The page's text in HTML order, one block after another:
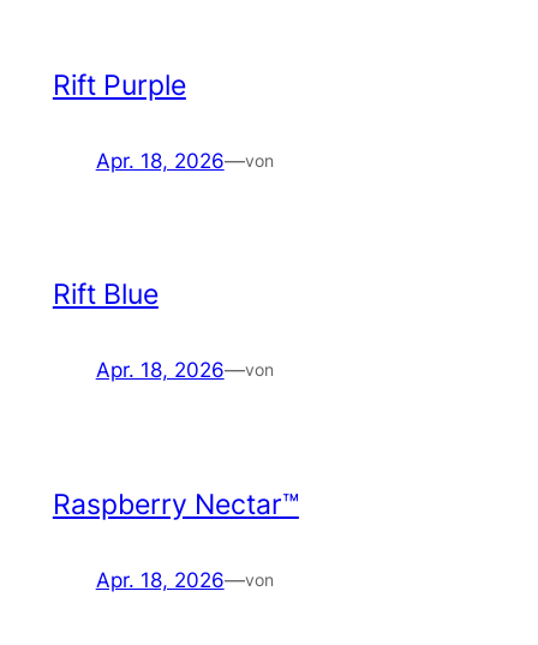
Rift Purple
Apr. 18, 2026—von
Rift Blue
Apr. 18, 2026—von
Raspberry Nectar™
Apr. 18, 2026—von